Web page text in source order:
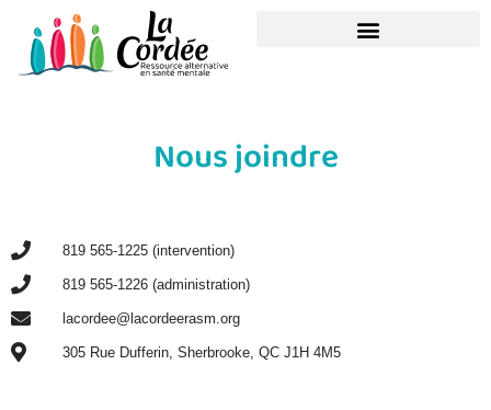
Nous joindre
819 565-1225 (intervention)
819 565-1226 (administration)
lacordee@lacordeerasm.org
305 Rue Dufferin, Sherbrooke, QC J1H 4M5